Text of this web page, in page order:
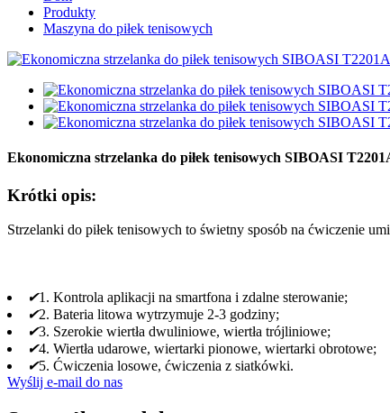
Produkty
Maszyna do piłek tenisowych
Ekonomiczna strzelanka do piłek tenisowych SIBOASI
Krótki opis:
Strzelanki do piłek tenisowych to świetny sposób na ćwiczenie
✔1. Kontrola aplikacji na smartfona i zdalne sterowanie;
✔2. Bateria litowa wytrzymuje 2-3 godziny;
✔3. Szerokie wiertła dwuliniowe, wiertła trójliniowe;
✔4. Wiertła udarowe, wiertarki pionowe, wiertarki obrotowe;
✔5. Ćwiczenia losowe, ćwiczenia z siatkówki.
Wyślij e-mail do nas